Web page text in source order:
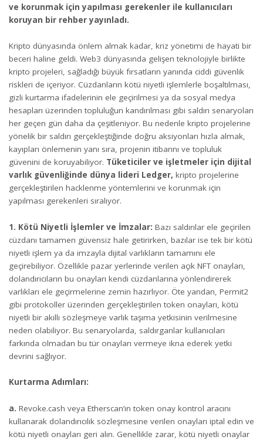
ve korunmak için yapılması gerekenler ile kullanıcıları
koruyan bir rehber yayınladı.
Kripto dünyasında önlem almak kadar, kriz yönetimi de hayati bir
beceri haline geldi. Web3 dünyasında gelişen teknolojiyle birlikte
kripto projeleri, sağladığı büyük fırsatların yanında ciddi güvenlik
riskleri de içeriyor. Cüzdanların kötü niyetli işlemlerle boşaltılması,
gizli kurtarma ifadelerinin ele geçirilmesi ya da sosyal medya
hesapları üzerinden topluluğun kandırılması gibi saldırı senaryoları
her geçen gün daha da çeşitleniyor. Bu nedenle kripto projelerine
yönelik bir saldırı gerçekleştiğinde doğru aksiyonları hızla almak,
kayıpları önlemenin yanı sıra, projenin itibarını ve topluluk
güvenini de koruyabiliyor. Tüketiciler ve işletmeler için dijital
varlık güvenliğinde dünya lideri Ledger, kripto projelerine
gerçekleştirilen hacklenme yöntemlerini ve korunmak için
yapılması gerekenleri sıralıyor.
1. Kötü Niyetli İşlemler ve İmzalar: Bazı saldırılar ele geçirilen
cüzdanı tamamen güvensiz hale getirirken, bazılar ise tek bir kötü
niyetli işlem ya da imzayla dijital varlıkların tamamını ele
geçirebiliyor. Özellikle pazar yerlerinde verilen açık NFT onayları,
dolandırıcıların bu onayları kendi cüzdanlarına yönlendirerek
varlıkları ele geçirmelerine zemin hazırlıyor. Öte yandan, Permit2
gibi protokoller üzerinden gerçekleştirilen token onayları, kötü
niyetli bir akıllı sözleşmeye varlık taşıma yetkisinin verilmesine
neden olabiliyor. Bu senaryolarda, saldırganlar kullanıcıları
farkında olmadan bu tür onayları vermeye ikna ederek yetki
devrini sağlıyor.
Kurtarma Adımları:
a. Revoke.cash veya Etherscan’ın token onay kontrol aracını
kullanarak dolandırıcılık sözleşmesine verilen onayları iptal edin ve
kötü niyetli onayları geri alın. Genellikle zarar, kötü niyetli onaylar